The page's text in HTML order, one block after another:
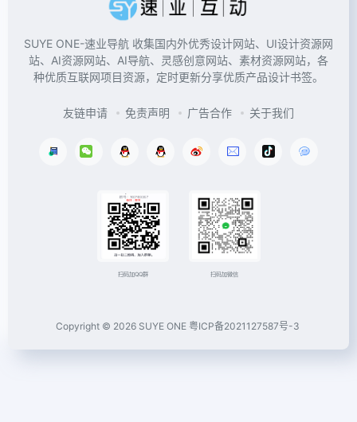
SUYE ONE-速业导航 收集国内外优秀设计网站、UI设计资源网
站、AI资源网站、AI导航、灵感创意网站、素材资源网站，各
种优质互联网项目资源，定时更新分享优质产品设计书签。
友链申请 免责声明 广告合作 关于我们
扫码加QQ群 扫码加微信
Copyright © 2026 SUYE ONE 粤ICP备2021127587号-3